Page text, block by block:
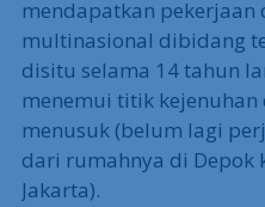
mendapatkan pekerjaan
multinasional dibidang
disitu selama 14 tahun
menemui titik
menusuk (belum lagi
dari rumahnya di Depok
Jakarta).